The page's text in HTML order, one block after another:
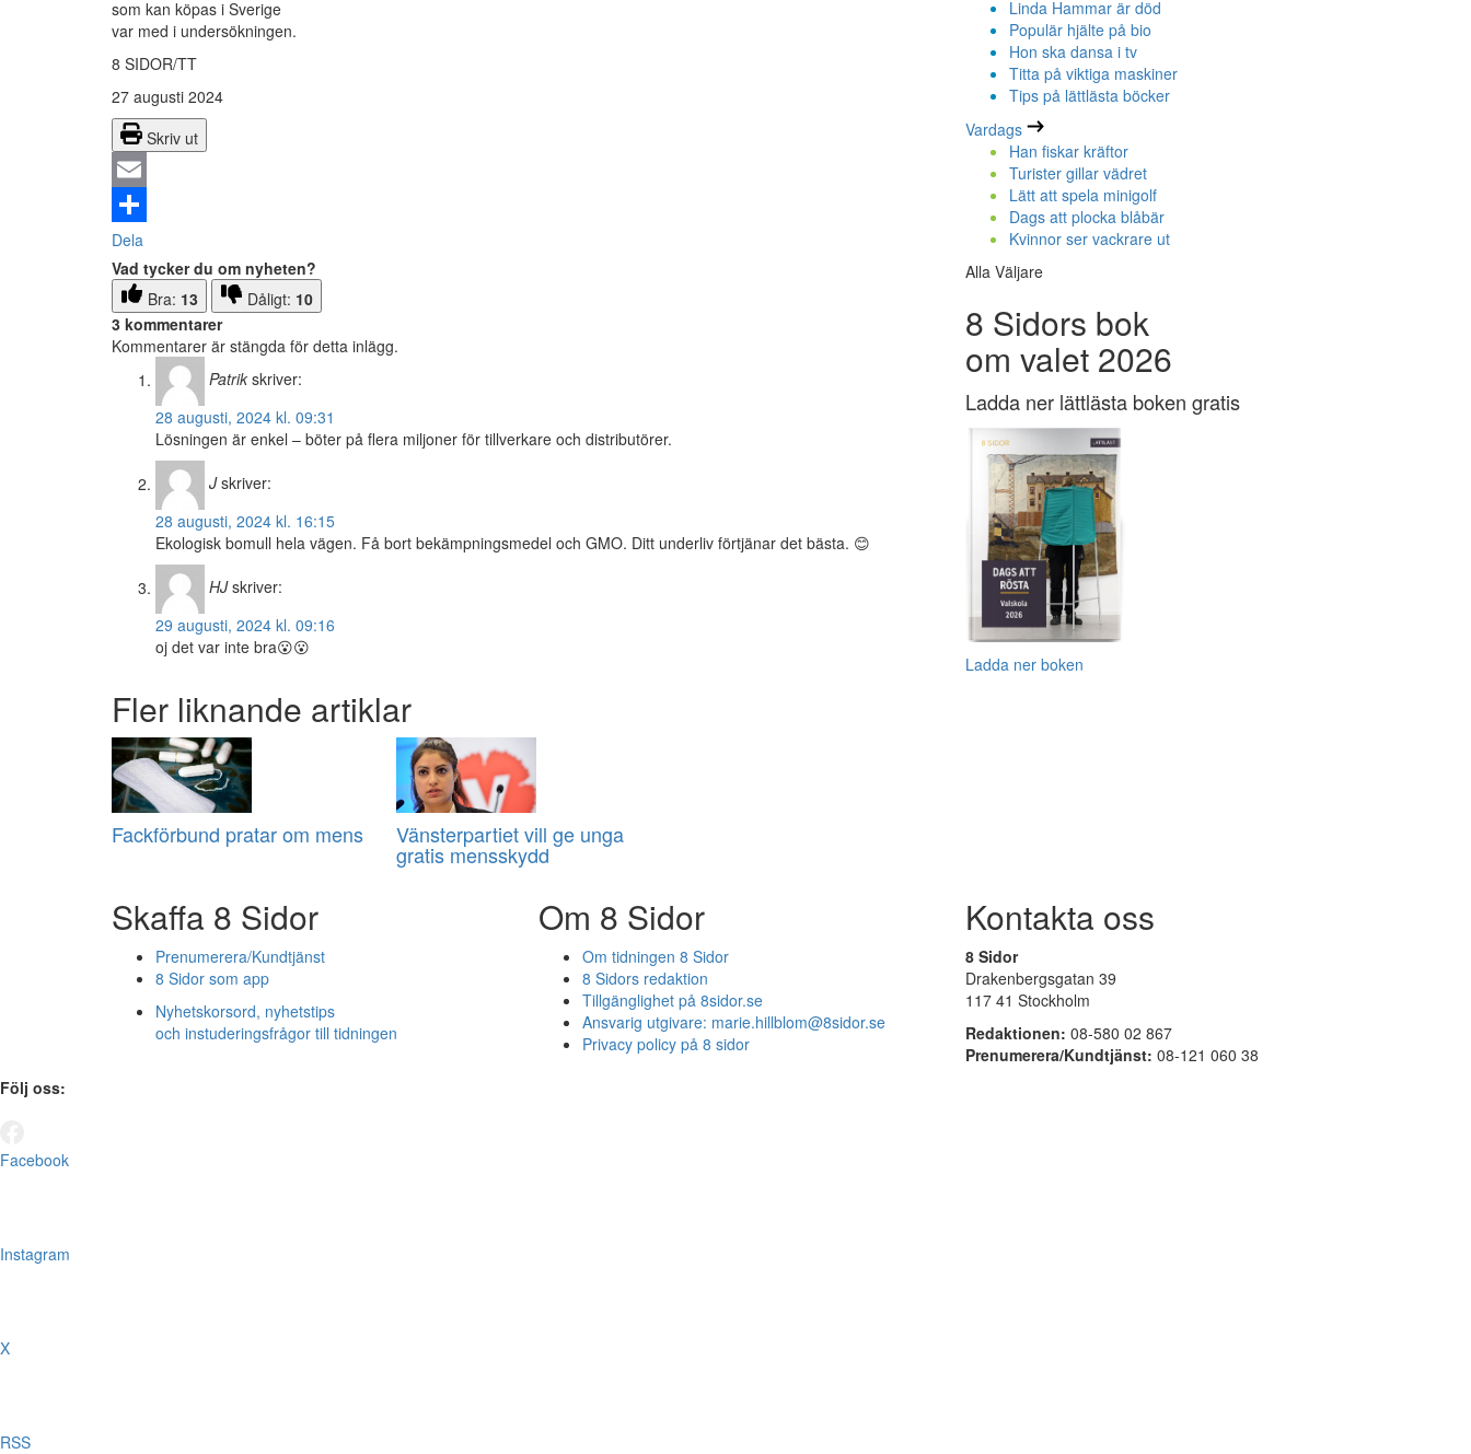
som kan köpas i Sverige
var med i undersökningen.
8 SIDOR/TT
27 augusti 2024
Skriv ut
Email
Dela
Vad tycker du om nyheten?
Bra: 13 Dåligt: 10
3 kommentarer
Kommentarer är stängda för detta inlägg.
Patrik skriver:
28 augusti, 2024 kl. 09:31
Lösningen är enkel – böter på flera miljoner för tillverkare och distributörer.
J skriver:
28 augusti, 2024 kl. 16:15
Ekologisk bomull hela vägen. Få bort bekämpningsmedel och GMO. Ditt underliv förtjänar det bästa. 😊
HJ skriver:
29 augusti, 2024 kl. 09:16
oj det var inte bra😮😮
Fler liknande artiklar
Fackförbund pratar om mens Vänsterpartiet vill ge unga
gratis mensskydd
Linda Hammar är död
Populär hjälte på bio
Hon ska dansa i tv
Titta på viktiga maskiner
Tips på lättlästa böcker
Vardags
Han fiskar kräftor
Turister gillar vädret
Lätt att spela minigolf
Dags att plocka blåbär
Kvinnor ser vackrare ut
Alla Väljare
8 Sidors bok
om valet 2026
Ladda ner lättlästa boken gratis
Ladda ner boken
Skaffa 8 Sidor
Prenumerera/Kundtjänst
8 Sidor som app
Nyhetskorsord, nyhetstips
och instuderingsfrågor till tidningen
Om 8 Sidor
Om tidningen 8 Sidor
8 Sidors redaktion
Tillgänglighet på 8sidor.se
Ansvarig utgivare: marie.hillblom@8sidor.se
Privacy policy på 8 sidor
Kontakta oss
8 Sidor
Drakenbergsgatan 39
117 41 Stockholm
Redaktionen: 08-580 02 867
Prenumerera/Kundtjänst: 08-121 060 38
Följ oss:
Facebook
Instagram
X
RSS